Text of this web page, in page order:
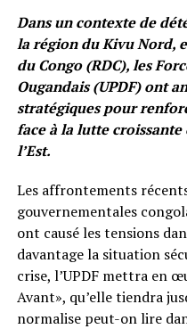
Dans un contexte de
la région du Kivu Nord,
du Congo (RDC), les
Ougandais (UPDF) ont
stratégiques pour
face à la lutte
l’Est.
Les affrontements
gouvernementales
ont causé les tensions
davantage la situation
crise, l’UPDF mettra en
Avant», qu’elle tiendra
normalise peut-on lire